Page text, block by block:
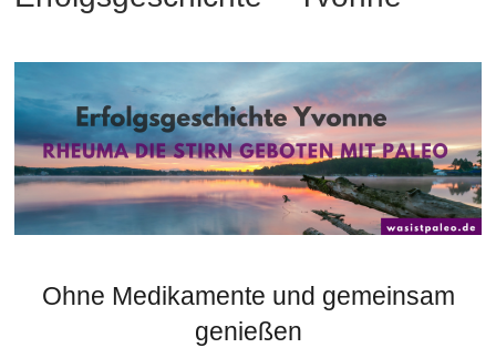
Ohne Medikamente und gemeinsam
genießen